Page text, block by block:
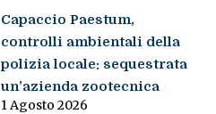
Capaccio Paestum,
controlli ambientali della
polizia locale: sequestrata
un’azienda zootecnica
1 Agosto 2026